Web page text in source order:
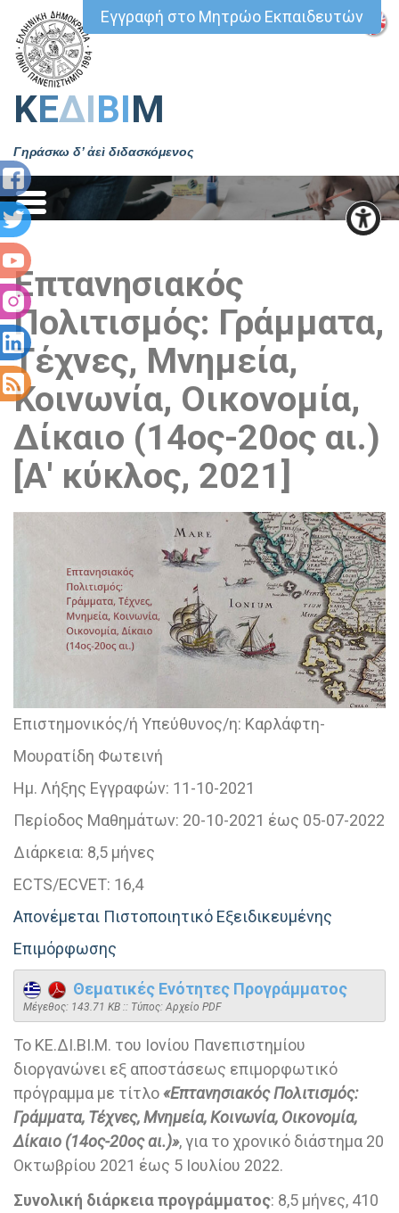
ΚΕΔΙΒΙΜ
Γηράσκω δ’ ἀεὶ διδασκόμενος
Εγγραφή στο Μητρώο Εκπαιδευτών
Επτανησιακός
Πολιτισμός: Γράμματα,
Τέχνες, Μνημεία,
Κοινωνία, Οικονομία,
Δίκαιο (14ος-20ος αι.)
[Α' κύκλος, 2021]
Επιστημονικός/ή Υπεύθυνος/η: Καρλάφτη-
Μουρατίδη Φωτεινή
Ημ. Λήξης Εγγραφών: 11-10-2021
Περίοδος Μαθημάτων: 20-10-2021 έως 05-07-2022
Διάρκεια: 8,5 μήνες
ECTS/ECVET: 16,4
Απονέμεται Πιστοποιητικό Εξειδικευμένης
Επιμόρφωσης
Θεματικές Ενότητες Προγράμματος
Mέγεθος: 143.71 KB :: Τύπος: Αρχείο PDF
Το ΚΕ.ΔΙ.ΒΙ.Μ. του Ιονίου Πανεπιστημίου
διοργανώνει εξ αποστάσεως επιμορφωτικό
πρόγραμμα με τίτλο«Επτανησιακός Πολιτισμός:
Γράμματα, Τέχνες, Μνημεία, Κοινωνία, Οικονομία,
Δίκαιο (14ος-20ος αι.)», για το χρονικό διάστημα 20
Οκτωβρίου 2021 έως 5 Ιουλίου 2022.
Συνολική διάρκεια προγράμματος: 8,5 μήνες, 410